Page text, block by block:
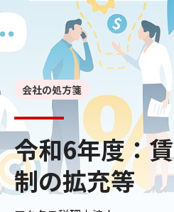
令和6年度：
制の拡充等
会社の処方箋